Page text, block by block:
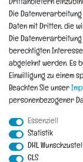
Impressum
Drittanbietern
Die
Daten mit Dritten, die
Die
berechtigten
abgelehnt werden. Es
Einwilligung zu einem
Beachten Sie unser
personenbezogener
Essenziell
Statistik
DHL
GLS